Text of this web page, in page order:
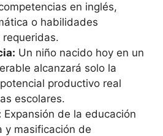
en inglés,
o habilidades
Un niño nacido hoy en un
alcanzará solo la
productivo real
escolares.
Expansión de la educación
y masificación de